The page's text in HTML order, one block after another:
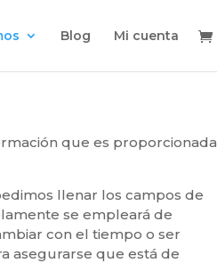
Blog Mi cuenta
que es proporcionada
llenar los campos de
se empleará de
con el tiempo o ser
asegurarse que está de